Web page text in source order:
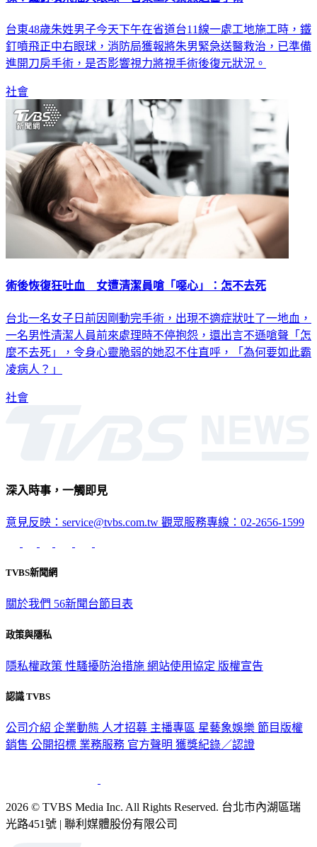
台東48歲朱姓男子今天下午在省道台11線一處工地施工時，鐵
釘噴飛正中右眼球，消防局獲報將朱男緊急送醫救治，已準備
進開刀房手術，是否影響視力將視手術後復元狀況。
社會
術後恢復狂吐血 女遭清潔員嗆「噁心」：怎不去死
台北一名女子日前因剛動完手術，出現不適症狀吐了一地血，
一名男性清潔人員前來處理時不停抱怨，還出言不遜嗆聲「怎
麼不去死」，令身心靈脆弱的她忍不住直呼，「為何要如此霸
凌病人？」
社會
深入時事，一觸即見
意見反映：service@tvbs.com.tw 觀眾服務專線：02-2656-1599
TVBS新聞網
關於我們 56新聞台節目表
政策與隱私
隱私權政策 性騷擾防治措施 網站使用協定 版權宣告
認識 TVBS
公司介紹 企業動態 人才招募 主播專區 星藝象娛樂 節目版權
銷售 公開招標 業務服務 官方聲明 獲獎紀錄／認證
2026 © TVBS Media Inc. All Rights Reserved. 台北市內湖區瑞
光路451號 | 聯利媒體股份有限公司